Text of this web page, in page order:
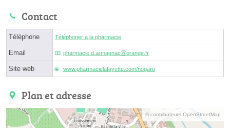
Contact
Téléphone Téléphoner à la pharmacie
Email pharmacie.d.armagnacⓐorange.fr
Site web www.pharmacielafayette.com/nogaro
Plan et adresse
© contributeurs OpenStreetMap